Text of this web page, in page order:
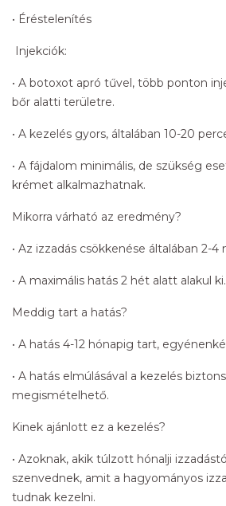
• Éréstelenítés
Injekciók:
• A botoxot apró tűvel, több ponton
bőr alatti területre.
• A kezelés gyors, általában 10-20
• A fájdalom minimális, de szükség
krémet alkalmazhatnak.
Mikorra várható az eredmény?
• Az izzadás csökkenése általában 2-
• A maximális hatás 2 hét alatt alakul ki.
Meddig tart a hatás?
• A hatás 4-12 hónapig tart,
• A hatás elmúlásával a kezelés
megismételhető.
Kinek ajánlott ez a kezelés?
• Azoknak, akik túlzott hónalji
szenvednek, amit a hagyományos
tudnak kezelni.